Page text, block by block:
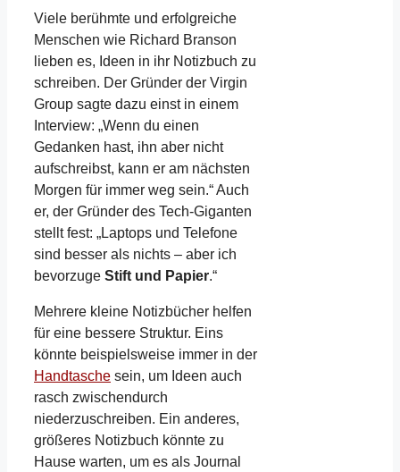
Viele berühmte und erfolgreiche
Menschen wie Richard Branson
lieben es, Ideen in ihr Notizbuch zu
schreiben. Der Gründer der Virgin
Group sagte dazu einst in einem
Interview: „Wenn du einen
Gedanken hast, ihn aber nicht
aufschreibst, kann er am nächsten
Morgen für immer weg sein.“ Auch
er, der Gründer des Tech-Giganten
stellt fest: „Laptops und Telefone
sind besser als nichts – aber ich
bevorzuge Stift und Papier.“
Mehrere kleine Notizbücher helfen
für eine bessere Struktur. Eins
könnte beispielsweise immer in der
Handtasche sein, um Ideen auch
rasch zwischendurch
niederzuschreiben. Ein anderes,
größeres Notizbuch könnte zu
Hause warten, um es als Journal